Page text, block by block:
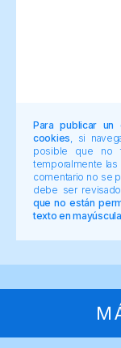
Para publicar un
cookies , si
posible que no
temporalmente
comentario no se
debe ser
que no están
texto en